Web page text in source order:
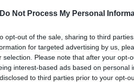
Do Not Process My Personal
opt-out of the sale, sharing to third
for targeted advertising by us,
selection. Please note that after your opt-
interest-based ads based on personal
to third parties prior to your opt-
viale Leonardo Da Vinci 209,
L'Hotel Tiffany è situato a
capolinea della metropolitana di
è luogo ideale per un s...